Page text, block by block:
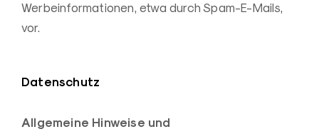
Werbeinformationen, etwa durch Spam-E-Mails,
vor.
Datenschutz
Allgemeine Hinweise und